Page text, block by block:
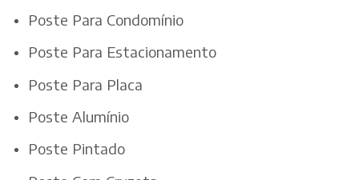
Poste Para Condomínio
Poste Para Estacionamento
Poste Para Placa
Poste Alumínio
Poste Pintado